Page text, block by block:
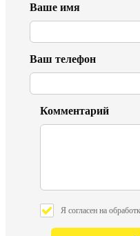
Ваше имя
Ваш телефон
Комментарий
Я согласен на